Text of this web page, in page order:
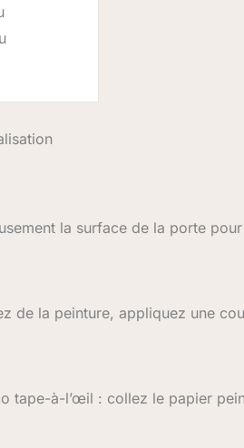
la surface de la porte
de la peinture, appliquez une
tape-à-l’œil : collez le papier